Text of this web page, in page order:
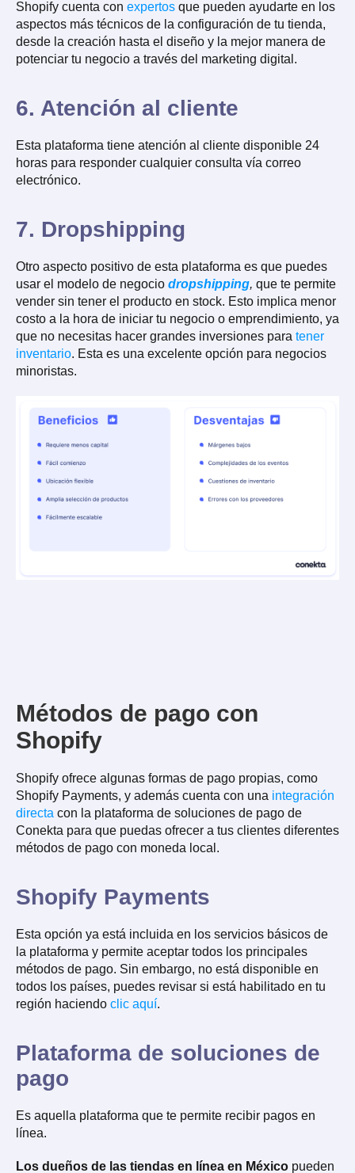
Shopify cuenta con expertos que pueden ayudarte en los
aspectos más técnicos de la configuración de tu tienda,
desde la creación hasta el diseño y la mejor manera de
potenciar tu negocio a través del marketing digital.
6. Atención al cliente
Esta plataforma tiene atención al cliente disponible 24
horas para responder cualquier consulta vía correo
electrónico.
7. Dropshipping
Otro aspecto positivo de esta plataforma es que puedes
usar el modelo de negocio dropshipping, que te permite
vender sin tener el producto en stock. Esto implica menor
costo a la hora de iniciar tu negocio o emprendimiento, ya
que no necesitas hacer grandes inversiones para tener
inventario. Esta es una excelente opción para negocios
minoristas.
Métodos de pago con
Shopify
Shopify ofrece algunas formas de pago propias, como
Shopify Payments, y además cuenta con una integración
directa con la plataforma de soluciones de pago de
Conekta para que puedas ofrecer a tus clientes diferentes
métodos de pago con moneda local.
Shopify Payments
Esta opción ya está incluida en los servicios básicos de
la plataforma y permite aceptar todos los principales
métodos de pago. Sin embargo, no está disponible en
todos los países, puedes revisar si está habilitado en tu
región haciendo clic aquí.
Plataforma de soluciones de
pago
Es aquella plataforma que te permite recibir pagos en
línea.
Los dueños de las tiendas en línea en México pueden